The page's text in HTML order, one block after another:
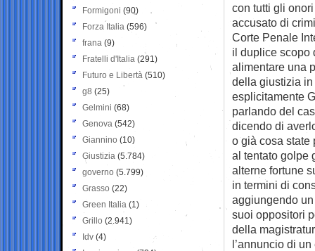
con tutti gli
accusato di
Corte Penale
il duplice scopo
alimentare una
della giustizia
esplicitamente
parlando del
dicendo di
o già cosa state
al tentato golpe
alterne fortune
in termini di
aggiungendo
suoi oppositori
della
l’annuncio di
Formigoni (90)
Forza Italia (596)
frana (9)
Fratelli d'Italia (291)
Futuro e Libertà (510)
g8 (25)
Gelmini (68)
Genova (542)
Giannino (10)
Giustizia (5.784)
governo (5.799)
Grasso (22)
Green Italia (1)
Grillo (2.941)
Idv (4)